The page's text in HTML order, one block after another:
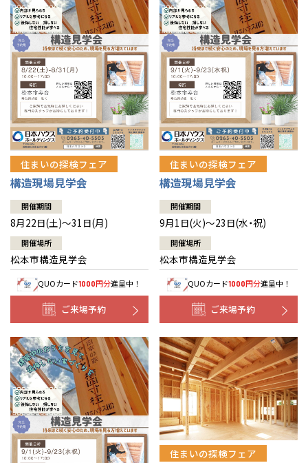
住まいの探検フェア
構造現場見学会
開催期間
8月22日(土)～31日(月)
開催場所
松本市構造見学会
QUOカード1000円分進呈中！
ご来場予約
住まいの探検フェア
構造現場見学会
開催期間
9月1日(火)～23日(水・祝)
開催場所
松本市構造見学会
QUOカード1000円分進呈中！
ご来場予約
住まいの探検フェア